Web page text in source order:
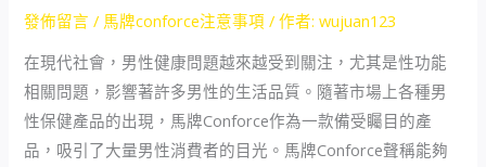
發佈留言 / 馬牌conforce注意事項 / 作者:wujuan123
在現代社會，男性健康問題越來越受到關注，尤其是性功能
相關問題，影響著許多男性的生活品質。隨著市場上各種男
性保健產品的出現，馬牌Conforce作為一款備受矚目的產
品，吸引了大量男性消費者的目光。馬牌Conforce聲稱能夠